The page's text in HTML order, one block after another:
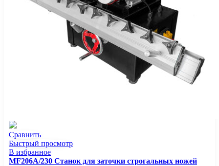
Сравнить
Быстрый просмотр
В избранное
MF206A/230 Станок для заточки строгальных ножей